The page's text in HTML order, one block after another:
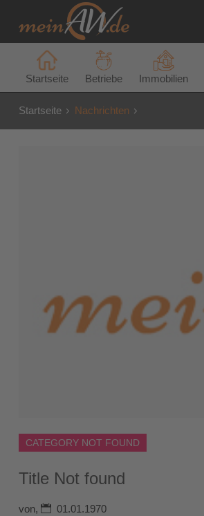
Startseite Betriebe Immobilien
Startseite Nachrichten
CATEGORY NOT FOUND
Title Not found
von, 01.01.1970